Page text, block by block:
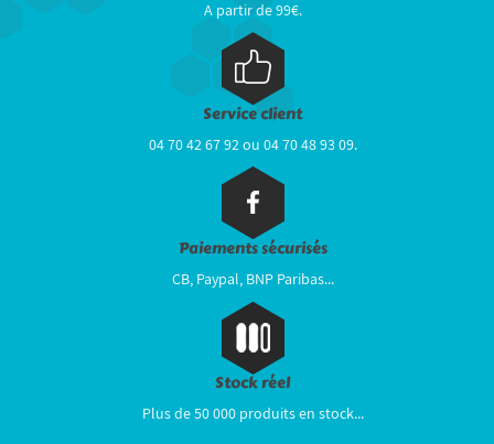
A partir de 99€.
Service client
04 70 42 67 92 ou 04 70 48 93 09.
Paiements sécurisés
CB, Paypal, BNP Paribas...
Stock réel
Plus de 50 000 produits en stock...